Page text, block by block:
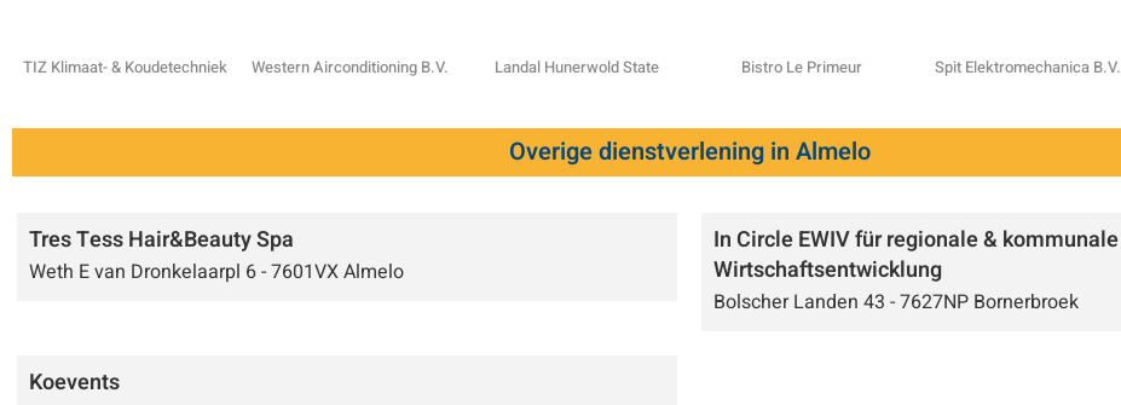
TIZ Klimaat- & Koudetechniek Western Airconditioning B.V. Landal Hunerwold State Bistro Le Primeur Spit Elektromechanica B.V.
Overige dienstverlening in Almelo
Tres Tess Hair&Beauty Spa
Weth E van Dronkelaarpl 6 - 7601VX Almelo
In Circle EWIV für regionale & kommunale
Wirtschaftsentwicklung
Bolscher Landen 43 - 7627NP Bornerbroek
Koevents